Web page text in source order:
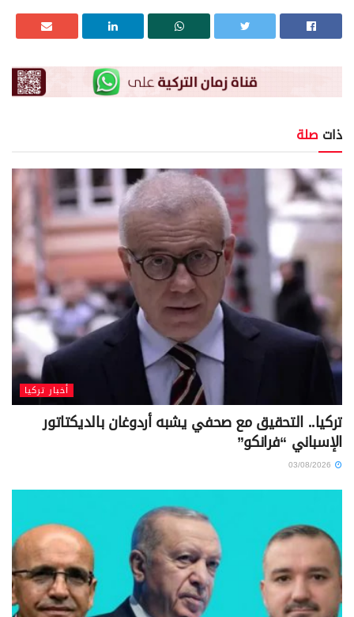
ذات صلة
أخبار تركيا
تركيا.. التحقيق مع صحفي يشبه أردوغان بالديكتاتور
الإسباني “فرانكو”